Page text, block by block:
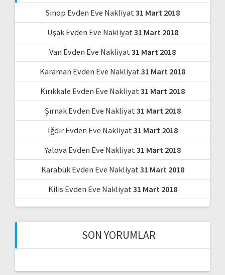
Sinop Evden Eve Nakliyat31 Mart 2018
Uşak Evden Eve Nakliyat31 Mart 2018
Van Evden Eve Nakliyat31 Mart 2018
Karaman Evden Eve Nakliyat31 Mart 2018
Kırıkkale Evden Eve Nakliyat31 Mart 2018
Şırnak Evden Eve Nakliyat31 Mart 2018
Iğdır Evden Eve Nakliyat31 Mart 2018
Yalova Evden Eve Nakliyat31 Mart 2018
Karabük Evden Eve Nakliyat31 Mart 2018
Kilis Evden Eve Nakliyat31 Mart 2018
SON YORUMLAR